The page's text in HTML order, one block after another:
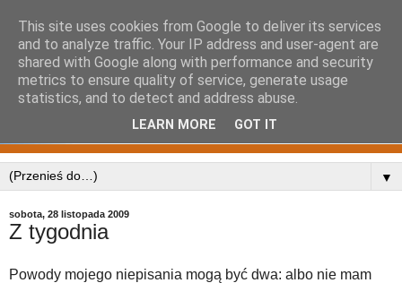
▼
sobota, 28 listopada 2009
Z tygodnia
Powody mojego niepisania mogą być dwa: albo nie mam
This site uses cookies from Google to deliver its services
and to analyze traffic. Your IP address and user-agent are
shared with Google along with performance and security
metrics to ensure quality of service, generate usage
statistics, and to detect and address abuse.
LEARN MORE GOT IT